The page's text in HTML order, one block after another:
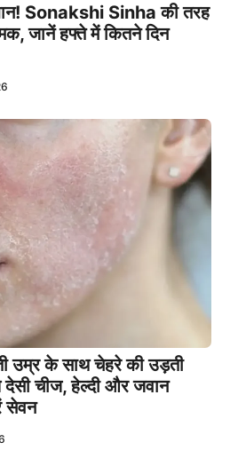
Sonakshi Sinha की तरह
जानें हफ्ते में कितने दिन
उम्र के साथ चेहरे की उड़ती
चीज, हेल्दी और जवान
सेवन